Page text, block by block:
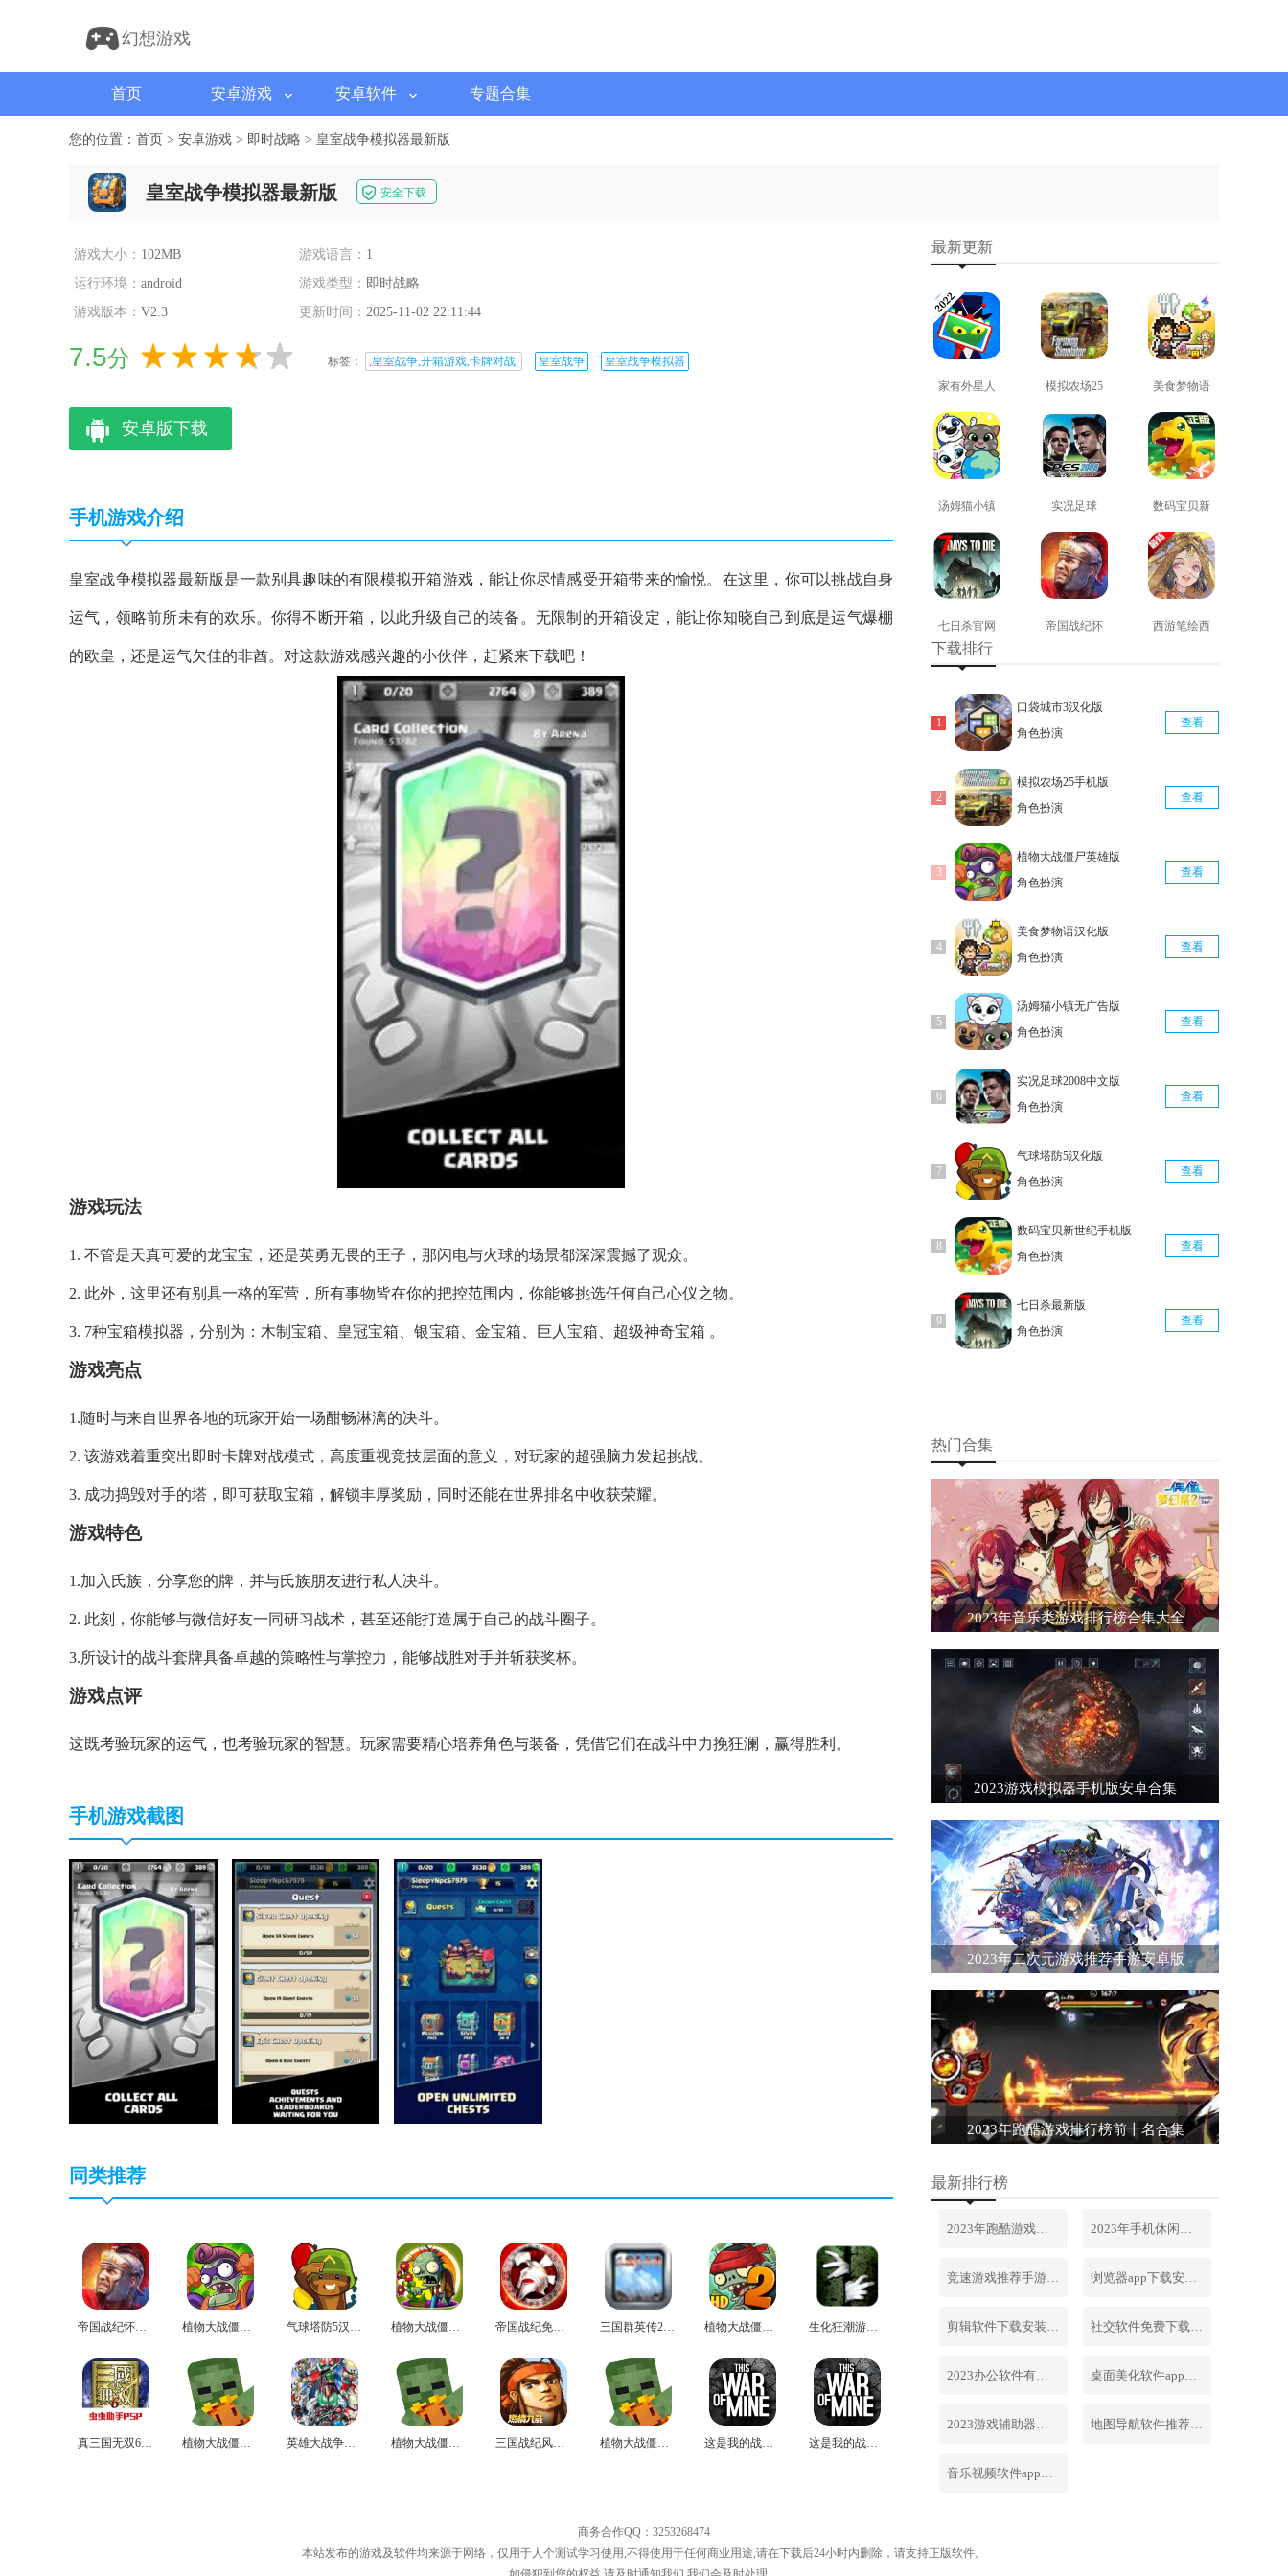
幻想游戏
首页 安卓游戏 安卓软件 专题合集
您的位置： 首页 > 安卓游戏 > 即时战略 > 皇室战争模拟器最新版
皇室战争模拟器最新版 安全下载
游戏大小： 102MB 游戏语言： 1
运行环境： android 游戏类型： 即时战略
游戏版本： V2.3 更新时间： 2025-11-02 22:11:44
7.5分 标签： ,皇室战争,开箱游戏,卡牌对战, 皇室战争 皇室战争模拟器
安卓版下载
手机游戏介绍
皇室战争模拟器最新版是一款别具趣味的有限模拟开箱游戏，能让你尽情感受开箱带来的愉悦。在这里，你可以挑战自身
运气，领略前所未有的欢乐。你得不断开箱，以此升级自己的装备。无限制的开箱设定，能让你知晓自己到底是运气爆棚
的欧皇，还是运气欠佳的非酋。对这款游戏感兴趣的小伙伴，赶紧来下载吧！
游戏玩法
1. 不管是天真可爱的龙宝宝，还是英勇无畏的王子，那闪电与火球的场景都深深震撼了观众。
2. 此外，这里还有别具一格的军营，所有事物皆在你的把控范围内，你能够挑选任何自己心仪之物。
3. 7种宝箱模拟器，分别为：木制宝箱、皇冠宝箱、银宝箱、金宝箱、巨人宝箱、超级神奇宝箱 。
游戏亮点
1.随时与来自世界各地的玩家开始一场酣畅淋漓的决斗。
2. 该游戏着重突出即时卡牌对战模式，高度重视竞技层面的意义，对玩家的超强脑力发起挑战。
3. 成功捣毁对手的塔，即可获取宝箱，解锁丰厚奖励，同时还能在世界排名中收获荣耀。
游戏特色
1.加入氏族，分享您的牌，并与氏族朋友进行私人决斗。
2. 此刻，你能够与微信好友一同研习战术，甚至还能打造属于自己的战斗圈子。
3.所设计的战斗套牌具备卓越的策略性与掌控力，能够战胜对手并斩获奖杯。
游戏点评
这既考验玩家的运气，也考验玩家的智慧。玩家需要精心培养角色与装备，凭借它们在战斗中力挽狂澜，赢得胜利。
手机游戏截图
同类推荐
帝国战纪怀旧手机版 植物大战僵尸英雄版 气球塔防5汉化版 植物大战僵尸塔防版 帝国战纪免费版 三国群英传2免费版 植物大战僵尸2手机最新版 生化狂潮游戏最新版
真三国无双6汉化版 植物大战僵尸mc最新版 英雄大战争极限手机版 植物大战僵尸mc版 三国战纪风云再起官方版 植物大战僵尸mc中文版 这是我的战争中文版 这是我的战争汉化版
最新更新
家有外星人
免费版
查看
模拟农场25
免费版
查看
美食梦物语
正版
查看
汤姆猫小镇
免费版
查看
实况足球
2008安卓版
查看
数码宝贝新
世纪免费版
查看
七日杀官网
版
查看
帝国战纪怀
西游笔绘西
下载排行
口袋城市3汉化版
角色扮演
查看
模拟农场25手机版
角色扮演
查看
植物大战僵尸英雄版
角色扮演
查看
美食梦物语汉化版
角色扮演
查看
汤姆猫小镇无广告版
角色扮演
查看
实况足球2008中文版
角色扮演
查看
气球塔防5汉化版
角色扮演
查看
数码宝贝新世纪手机版
角色扮演
查看
七日杀最新版
角色扮演
查看
热门合集
2023年音乐类游戏排行榜合集大全
2023游戏模拟器手机版安卓合集
2023年二次元游戏推荐手游安卓版
2023年跑酷游戏排行榜前十名合集
最新排行榜
2023年跑酷游戏排行榜前十名合集 2023年手机休闲游戏排行榜前十名
竞速游戏推荐手游排行榜最新2023 浏览器app下载安装免费官网
剪辑软件下载安装免费手机版 社交软件免费下载安装大全最新
2023办公软件有哪些合集软件 桌面美化软件app下载安卓版
2023游戏辅助器软件大全免费 地图导航软件推荐下载安装手机版
音乐视频软件app下载安装免费
商务合作QQ：3253268474
本站发布的游戏及软件均来源于网络，仅用于人个测试学习使用,不得使用于任何商业用途,请在下载后24小时内删除，请支持正版软件。